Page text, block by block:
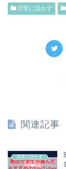
日常に活かす
関連記事
日常に活かす